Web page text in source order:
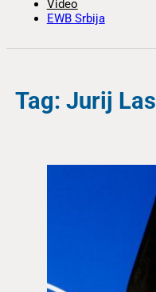
Video
EWB Srbija
Tag: Jurij Las